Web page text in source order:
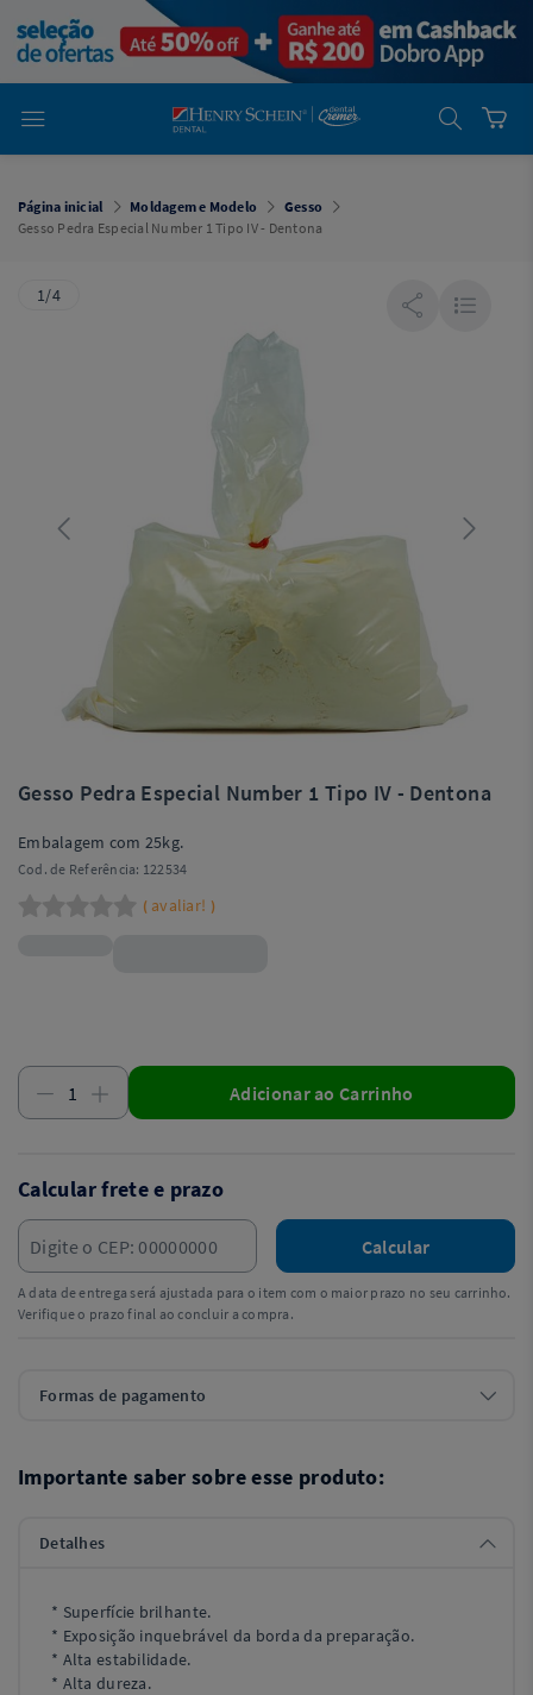
Dental
Cremer -
Henry Schein
Laboratório
Laboratório
Cremer -
Henry Schein
Página inicial Moldagem e Modelo
Gesso
Gesso Pedra Especial Number 1 Tipo IV - Dentona
1/4
Gesso Pedra Especial Number 1 Tipo IV - Dentona
Embalagem com 25kg.
Cod. de Referência: 122534
( avaliar! )
Adicionar ao Carrinho
Calcular frete e prazo
Calcular
A data de entrega será ajustada para o item com o maior prazo no seu carrinho.
Verifique o prazo final ao concluir a compra.
Formas de pagamento
Importante saber sobre esse produto:
Detalhes
* Superfície brilhante.
* Exposição inquebrável da borda da preparação.
* Alta estabilidade.
* Alta dureza.